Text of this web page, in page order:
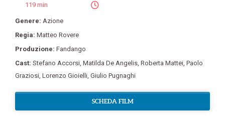
119 min
Genere: Azione
Regia: Matteo Rovere
Produzione: Fandango
Cast: Stefano Accorsi, Matilda De Angelis, Roberta Mattei, Paolo
Graziosi, Lorenzo Gioielli, Giulio Pugnaghi
SCHEDA FILM